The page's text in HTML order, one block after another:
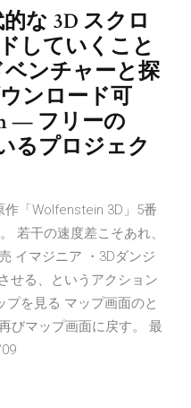
的な 3D スクロ
していくこと
ンチャーと探
ンロード可
— フリーの
るプロジェク
「Wolfenstein 3D」5番
若干の速度差こそあれ、
イマジニア ・3Dダンジ
せる、というアクション
を見る マップ画面のと
びマップ画面に戻す。 最